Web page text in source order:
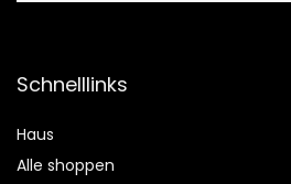
Schnelllinks
Haus
Alle shoppen